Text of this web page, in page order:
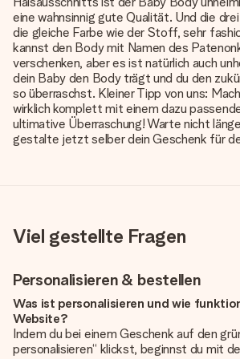
eine wahnsinnig gute Qualität. Und die
die gleiche Farbe wie der Stoff, sehr
kannst den Body mit Namen des
verschenken, aber es ist natürlich auch
dein Baby den Body trägt und du den
so überraschst. Kleiner Tipp von uns:
wirklich komplett mit einem dazu
ultimative Überraschung! Warte nicht
gestalte jetzt selber dein Geschenk für
Viel gestellte Fragen
Personalisieren & bestellen
Was ist personalisieren und wie
Website?
Indem du bei einem Geschenk auf den
personalisieren“ klickst, beginnst du mit